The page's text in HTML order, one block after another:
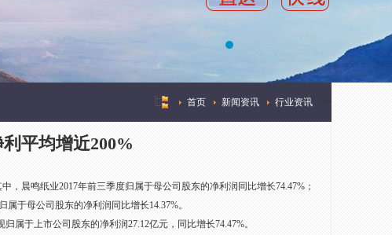
首页 新闻资讯 行业资讯
平均增近200%
，晨鸣纸业2017年前三季度归属于母公司股东的净利润同比增长74.47%；
于母公司股东的净利润同比增长14.37%。
于上市公司股东的净利润27.12亿元，同比增长74.47%。